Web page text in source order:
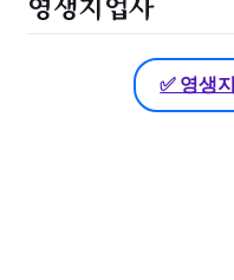
✅ 영생